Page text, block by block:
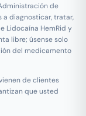
de
diagnosticar, tratar,
Lidocaína HemRid y
libre; úsense solo
del medicamento
de clientes
que usted